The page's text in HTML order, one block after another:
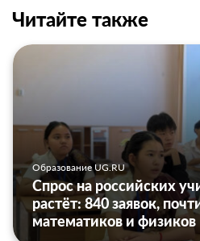
Читайте также
Образование UG.RU
Спрос на российских
растёт: 840 заявок,
математиков и физиков